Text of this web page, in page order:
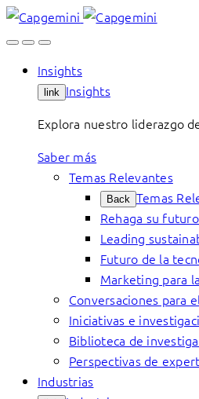
Skip
to
Insights
link Insights
Explora nuestro liderazgo
Saber más
Temas Relevantes
Back Temas
Rehaga su
Leading
Futuro de la
Marketing para
Conversaciones para
Iniciativas e
Biblioteca de
Perspectivas de
Industrias